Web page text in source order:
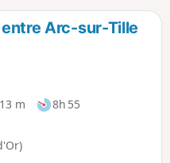
Arc-sur-Tille
m
8h 55